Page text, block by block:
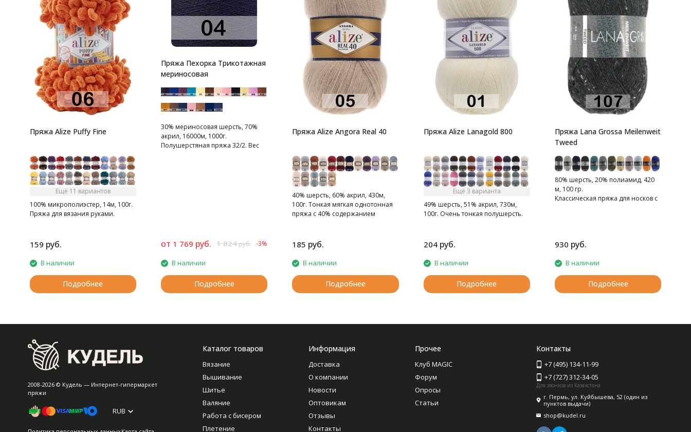
Пряжа Alize Puffy Fine
Ещё 11 вариантов
100% микрополиэстер, 14м, 100г.
Пряжа для вязания руками.
159 руб.
В наличии
Подробнее
Пряжа Пехорка Трикотажная
мериносовая
30% мериносовая шерсть, 70%
акрил, 16000м, 1000г.
Полушерстяная пряжа 32/2. Вес
бобины от 800 до 1200 гр.
от 1 769 руб. 1 824руб. -3%
В наличии
Подробнее
Пряжа Alize Angora Real 40
40% шерсть, 60% акрил, 430м,
100г. Тонкая мягкая однотонная
пряжа с 40% содержанием
185 руб.
В наличии
Подробнее
Пряжа Alize Lanagold 800
Ещё 3 варианта
49% шерсть, 51% акрил, 730м,
100г. Очень тонкая полушерсть.
204 руб.
В наличии
Подробнее
Пряжа Lana Grossa Meilenweit
Tweed
80% шерсть, 20% полиамид, 420
м, 100 гр.
Классическая пряжа для носков с
930 руб.
В наличии
Подробнее
2008-2026 © Кудель — Интернет-гипермаркет
пряжи
RUB
Каталог товаров
Вязание
Вышивание
Шитье
Валяние
Работа с бисером
Плетение
Информация
Доставка
О компании
Новости
Оптовикам
Отзывы
Контакты
Прочее
Клуб MAGIC
Форум
Опросы
Статьи
Контакты
+7 (495) 134-11-99
+7 (727) 312-34-05
Для звонков из Казахстана
г. Пермь, ул. Куйбышева, 52 (один из
пунктов выдачи)
shop@kudel.ru